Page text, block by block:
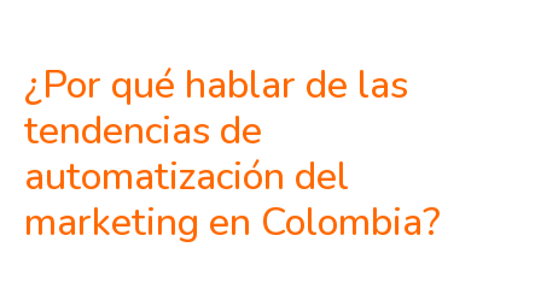
¿Por qué hablar de las
tendencias de
automatización del
marketing en Colombia?